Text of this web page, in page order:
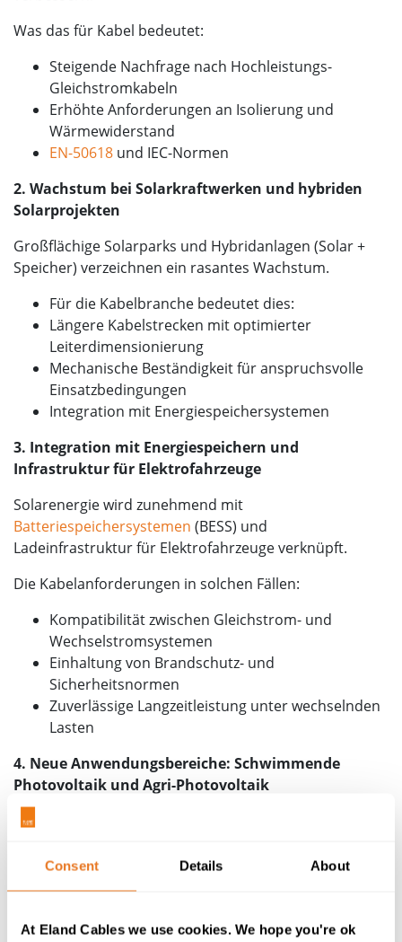
Consent Details About
At Eland Cables we use cookies. We hope you're ok
Was das für Kabel bedeutet:
Steigende Nachfrage nach Hochleistungs-
Gleichstromkabeln
Erhöhte Anforderungen an Isolierung und
Wärmewiderstand
EN-50618 und IEC-Normen
2. Wachstum bei Solarkraftwerken und hybriden
Solarprojekten
Großflächige Solarparks und Hybridanlagen (Solar +
Speicher) verzeichnen ein rasantes Wachstum.
Für die Kabelbranche bedeutet dies:
Längere Kabelstrecken mit optimierter
Leiterdimensionierung
Mechanische Beständigkeit für anspruchsvolle
Einsatzbedingungen
Integration mit Energiespeichersystemen
3. Integration mit Energiespeichern und
Infrastruktur für Elektrofahrzeuge
Solarenergie wird zunehmend mit
Batteriespeichersystemen (BESS) und
Ladeinfrastruktur für Elektrofahrzeuge verknüpft.
Die Kabelanforderungen in solchen Fällen:
Kompatibilität zwischen Gleichstrom- und
Wechselstromsystemen
Einhaltung von Brandschutz- und
Sicherheitsnormen
Zuverlässige Langzeitleistung unter wechselnden
Lasten
4. Neue Anwendungsbereiche: Schwimmende
Photovoltaik und Agri-Photovoltaik
Neue Solaranwendungen bringen neue
Solaranlagen